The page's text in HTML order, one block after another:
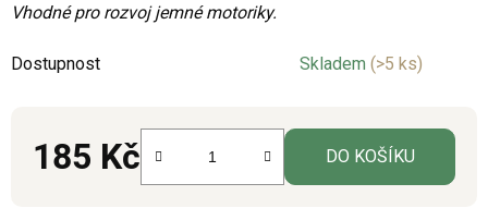
Vhodné pro rozvoj jemné motoriky.
Dostupnost Skladem (>5 ks)
185 Kč DO KOŠÍKU